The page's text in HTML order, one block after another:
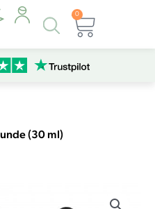
Products
search
0
Kurv
(30 ml)